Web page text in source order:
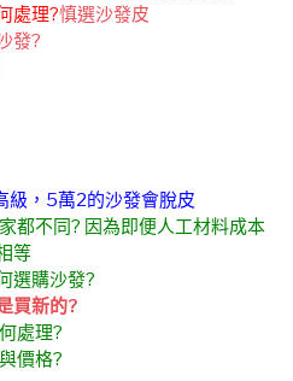
處理?慎選沙發皮
發?
級，5萬2的沙發會脫皮
都不同? 因為即便人工材料成本
等
選購沙發?
買新的?
處理?
價格?